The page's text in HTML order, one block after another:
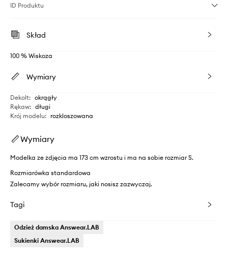
ID Produktu
Skład
100 % Wiskoza
Wymiary
Dekolt: okrągły
Rękaw: długi
Krój modelu: rozkloszowana
Wymiary
Modelka ze zdjęcia ma 173 cm wzrostu i ma na sobie rozmiar S.
Rozmiarówka standardowa
Zalecamy wybór rozmiaru, jaki nosisz zazwyczaj.
Tagi
Odzież damska Answear.LAB
Sukienki Answear.LAB